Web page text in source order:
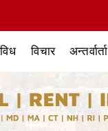
विचार अन्तर्वार्ता